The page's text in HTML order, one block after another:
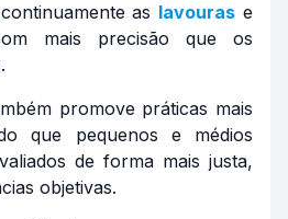
continuamente as lavouras e
mais precisão que os
promove práticas mais
que pequenos e médios
de forma mais justa,
objetivas.